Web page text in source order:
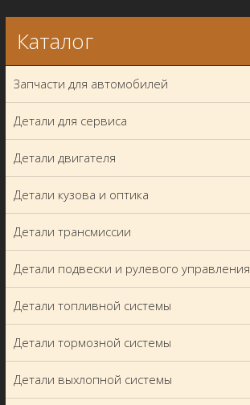
Каталог
Запчасти для автомобилей
Детали для сервиса
Детали двигателя
Детали кузова и оптика
Детали трансмиссии
Детали подвески и рулевого управления
Детали топливной системы
Детали тормозной системы
Детали выхлопной системы